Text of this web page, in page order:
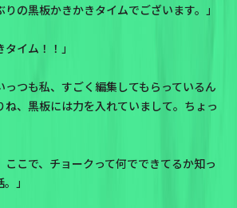
の黒板かきかきタイムでございます。」
イム！！」
つも私、すごく編集してもらっているん
ね、黒板には力を入れていまして。ちょっ
こで、チョークって何でできてるか知っ
」